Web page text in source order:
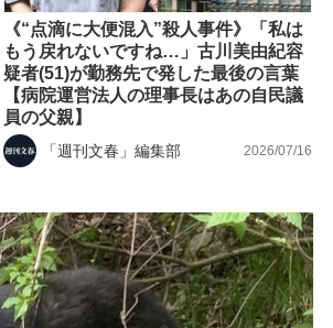
《“点滴に大便混入”殺人事件》「私は
もう戻れないですね…」古川美由紀容
疑者(51)が勤務先で発した最後の言葉
【病院運営法人の理事長はあの自民議
員の父親】
「週刊文春」編集部 2026/07/16